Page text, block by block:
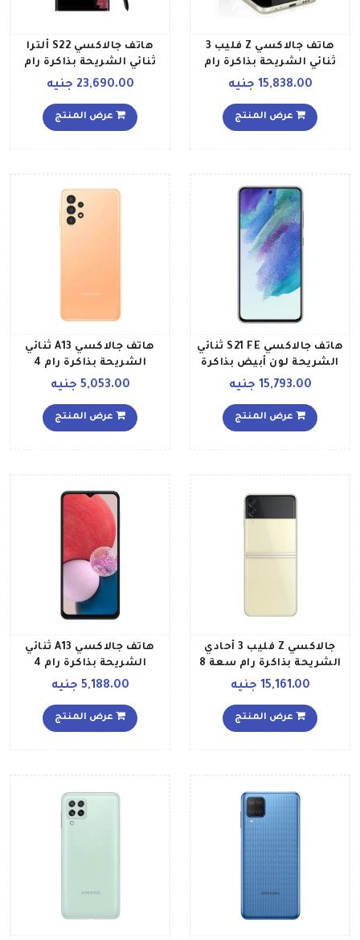
هاتف جالاكسي Z فليب 3
ثنائي الشريحة بذاكرة رام
سعة 8 جيجابايت وذاكرة
ويدعم تقنية 5G
15,838.00 جنيه
عرض المنتج
هاتف جالاكسي S22 ألترا
ثنائي الشريحة بذاكرة رام
سعة 12 جيجابايت وذاكرة
يدعم تقنية 5G بلون بورغندي
23,690.00 جنيه
عرض المنتج
هاتف جالاكسي S21 FE ثنائي
الشريحة لون أبيض بذاكرة
رام سعة 8 جيجابايت وذاكرة
ومزود بتقنية 5G إصدار
الشرق الأوسط
15,793.00 جنيه
عرض المنتج
هاتف جالاكسي A13 ثنائي
الشريحة بذاكرة رام 4
إصدار الشرق الأوسط لون
5,053.00 جنيه
عرض المنتج
جالاكسي Z فليب 3 أحادي
الشريحة بذاكرة رام سعة 8
جيجابايت وذاكرة داخلية
تقنية 5G إصدار الشرق
الأوسط، لون كريمي
15,161.00 جنيه
عرض المنتج
هاتف جالاكسي A13 ثنائي
الشريحة بذاكرة رام 4
بلون أزرق فاتح إصدار الشرق
5,188.00 جنيه
عرض المنتج